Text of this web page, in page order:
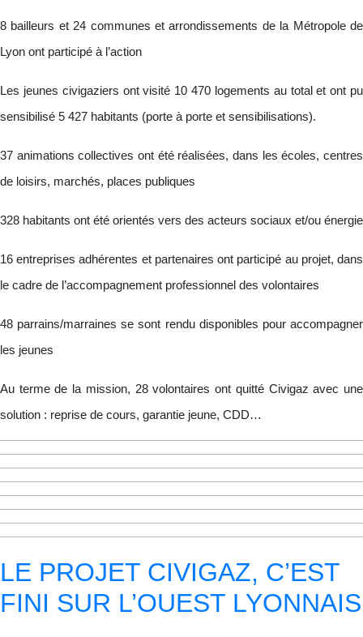
8 bailleurs et 24 communes et arrondissements de la Métropole de
Lyon ont participé à l’action
Les jeunes civigaziers ont visité 10 470 logements au total et ont pu
sensibilisé 5 427 habitants (porte à porte et sensibilisations).
37 animations collectives ont été réalisées, dans les écoles, centres
de loisirs, marchés, places publiques
328 habitants ont été orientés vers des acteurs sociaux et/ou énergie
16 entreprises adhérentes et partenaires ont participé au projet, dans
le cadre de l’accompagnement professionnel des volontaires
48 parrains/marraines se sont rendu disponibles pour accompagner
les jeunes
Au terme de la mission, 28 volontaires ont quitté Civigaz avec une
solution : reprise de cours, garantie jeune, CDD…
LE PROJET CIVIGAZ, C’EST
FINI SUR L’OUEST LYONNAIS